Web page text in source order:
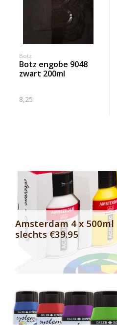
Botz
botz engobe 9048
zwart 200ml
8,25
Banner row 2
Amsterdam 4 x 500ml primair set nu
slechts €39.95